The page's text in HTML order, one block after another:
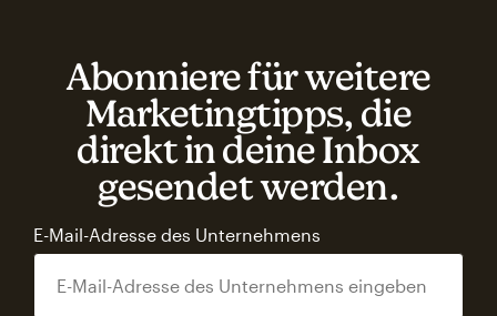
Abonniere für weitere
Marketingtipps, die
direkt in deine Inbox
gesendet werden.
E-Mail-Adresse des Unternehmens